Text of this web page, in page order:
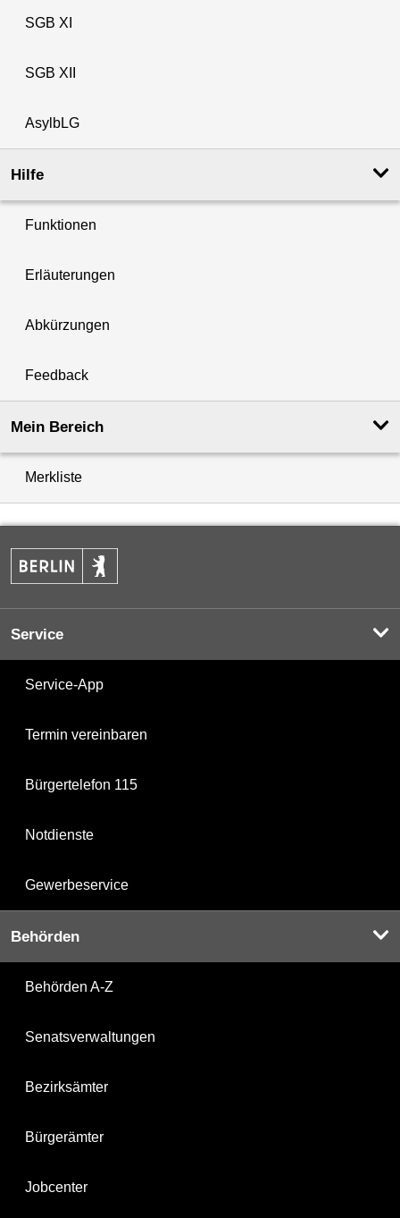
SGB XI
SGB XII
AsylbLG
Hilfe
Funktionen
Erläuterungen
Abkürzungen
Feedback
Mein Bereich
Merkliste
Service
Service-App
Termin vereinbaren
Bürgertelefon 115
Notdienste
Gewerbeservice
Behörden
Behörden A-Z
Senatsverwaltungen
Bezirksämter
Bürgerämter
Jobcenter